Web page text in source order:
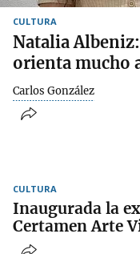
CULTURA
Natalia
orienta mucho
Carlos González
CULTURA
Inaugurada la
Certamen Arte